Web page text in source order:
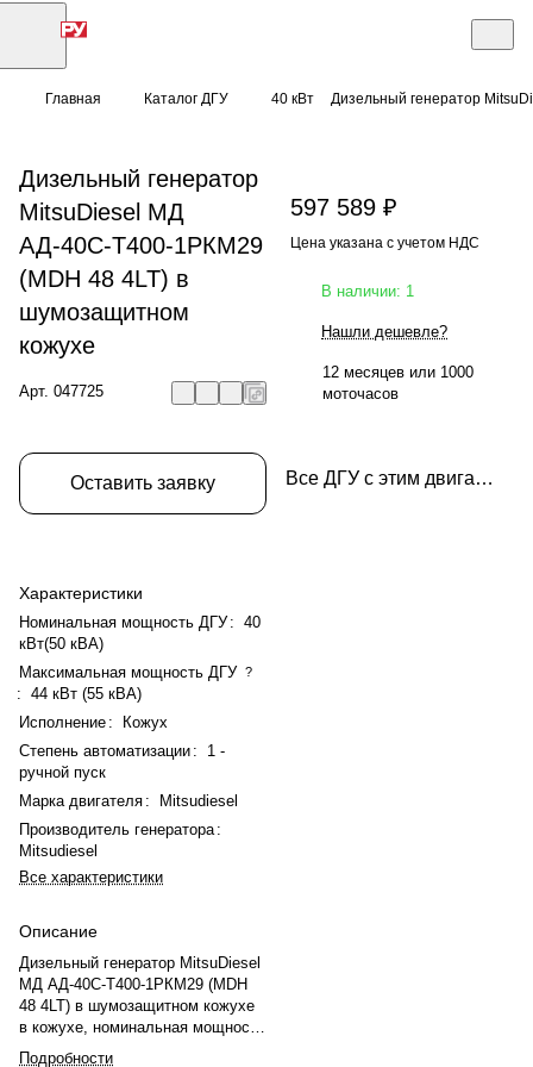
Главная Каталог ДГУ 40 кВт Дизельный генератор
Дизельный генератор
MitsuDiesel МД
АД-40С-Т400-1РКМ29
(MDH 48 4LT) в
шумозащитном
кожухе
Арт. 047725
Оставить заявку
Характеристики
Номинальная мощность ДГУ : 40
кВт(50 кВА)
Максимальная мощность ДГУ ?
: 44 кВт (55 кВА)
Исполнение :
Кожух
Степень автоматизации :
1 -
ручной пуск
Марка двигателя :
Mitsudiesel
Производитель генератора :
Mitsudiesel
Все характеристики
Описание
Дизельный генератор MitsuDiesel
МД АД-40С-Т400-1РКМ29 (MDH
48 4LT) в шумозащитном кожухе
в кожухе, номинальная мощность
— 40 кВт(50 кВА), максимальная
Подробности
597 589 ₽
Цена указана с учетом НДС
В наличии: 1
Нашли дешевле?
12 месяцев или 1000
моточасов
Все ДГУ с этим двигателем